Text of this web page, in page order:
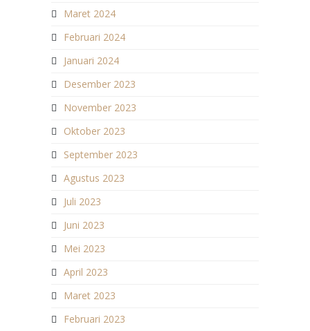
Maret 2024
Februari 2024
Januari 2024
Desember 2023
November 2023
Oktober 2023
September 2023
Agustus 2023
Juli 2023
Juni 2023
Mei 2023
April 2023
Maret 2023
Februari 2023